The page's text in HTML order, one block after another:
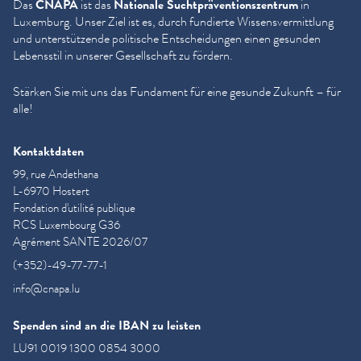
DasCNAPAist dasNationale Sucht­präven­tion­szen­trumin
Luxemburg. Unser Ziel ist es, durch fundierte Wis­sensver­mit­tlung
und unter­stützende politische Entschei­dun­gen einen gesunden
Lebensstil in unserer Gesellschaft zu fördern.
Stärken Sie mit uns das Fundament für eine gesunde Zukunft – für
alle!
Kontaktdaten
99, rue Andethana
L-6970 Hostert
Fondation d'utilité publique
RCS Luxembourg G36
Agrément SANTE 2026/07
(+352)-49-77-77-1
info@cnapa.lu
Spenden sind an die IBAN zu leisten
LU91 0019 1300 0854 3000